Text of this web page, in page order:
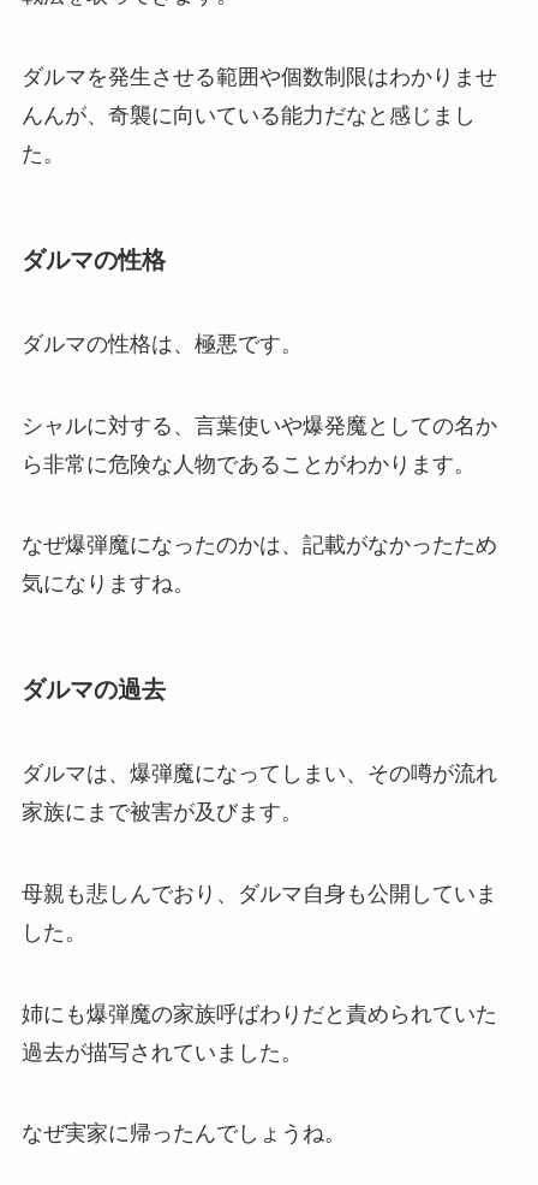
ダルマを発生させる範囲や個数制限はわかりませ
んんが、奇襲に向いている能力だなと感じまし
た。
ダルマの性格
ダルマの性格は、極悪です。
シャルに対する、言葉使いや爆発魔としての名か
ら非常に危険な人物であることがわかります。
なぜ爆弾魔になったのかは、記載がなかったため
気になりますね。
ダルマの過去
ダルマは、爆弾魔になってしまい、その噂が流れ
家族にまで被害が及びます。
母親も悲しんでおり、ダルマ自身も公開していま
した。
姉にも爆弾魔の家族呼ばわりだと責められていた
過去が描写されていました。
なぜ実家に帰ったんでしょうね。